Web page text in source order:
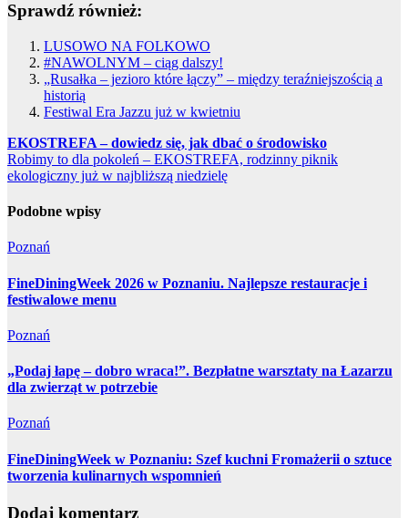
Sprawdź również:
LUSOWO NA FOLKOWO
#NAWOLNYM – ciąg dalszy!
„Rusałka – jezioro które łączy” – między teraźniejszością a
historią
Festiwal Era Jazzu już w kwietniu
Nawigacja
wpisu
EKOSTREFA – dowiedz się, jak dbać o środowisko
Robimy to dla pokoleń – EKOSTREFA, rodzinny piknik
ekologiczny już w najbliższą niedzielę
Podobne wpisy
Poznań
FineDiningWeek 2026 w Poznaniu. Najlepsze restauracje i
festiwalowe menu
Poznań
„Podaj łapę – dobro wraca!”. Bezpłatne warsztaty na Łazarzu
dla zwierząt w potrzebie
Poznań
FineDiningWeek w Poznaniu: Szef kuchni Fromażerii o sztuce
tworzenia kulinarnych wspomnień
Dodaj komentarz